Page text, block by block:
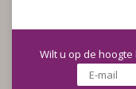
Wilt u op de